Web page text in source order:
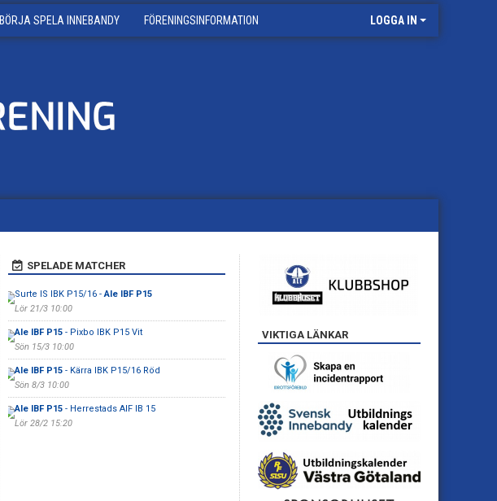
BÖRJA SPELA INNEBANDY FÖRENINGSINFORMATION LOGGA IN
SPELADE MATCHER
Surte IS IBK P15/16 -Ale IBF P15
Lör 21/3 10:00
Ale IBF P15- Pixbo IBK P15 Vit
Sön 15/3 10:00
Ale IBF P15- Kärra IBK P15/16 Röd
Sön 8/3 10:00
Ale IBF P15- Herrestads AIF IB 15
Lör 28/2 15:20
VIKTIGA LÄNKAR